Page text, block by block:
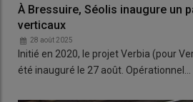
À Bressuire, Séolis inaugure un
verticaux
28 août 2025
Initié en 2020, le projet Verbia (pour
été inauguré le 27 août. Opérationnel…